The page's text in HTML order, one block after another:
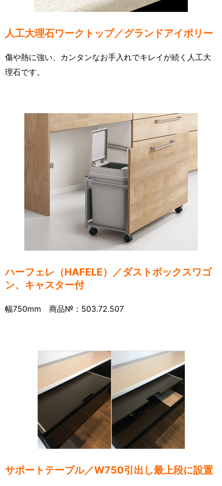
人工大理石ワークトップ／グランドアイボリー
傷や熱に強い、カンタンなお手入れでキレイが続く人工大
理石です。
ハーフェレ（HAFELE）／ダストボックスワゴ
ン、キャスター付
幅750mm 商品№：503.72.507
サポートテーブル／W750引出し最上段に設置